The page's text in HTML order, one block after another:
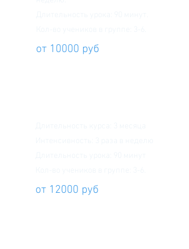
от 10000 руб
от 12000 руб